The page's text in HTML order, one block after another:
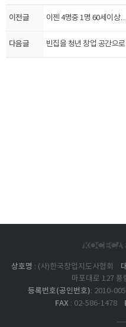
이전글 이젠 4명중 1명 60세이상
다음글 빈집을 청년 창업 공간으
상호명 : (사)한국창업지도사협회
마포대로 127 풍
등록번호(공인번호): 2010-
FAX: 02-586-1478